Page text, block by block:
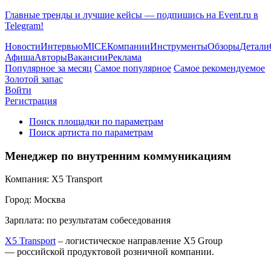
Главные тренды и лучшие кейсы — подпишись на Event.ru в
Telegram!
НовостиИнтервьюMICEКомпанииИнструментыОбзорыДетали
АфишаАвторыВакансииРеклама
Популярное за месяц Самое популярное Самое рекомендуемое
Золотой запас
Войти
Регистрация
Поиск площадки по параметрам
Поиск артиста по параметрам
Менеджер по внутренним коммуникациям
Компания: Х5 Transport
Город: Москва
Зарплата: по результатам собеседования
Х5 Transport– логистическое направление X5 Group
— российской продуктовой розничной компании.